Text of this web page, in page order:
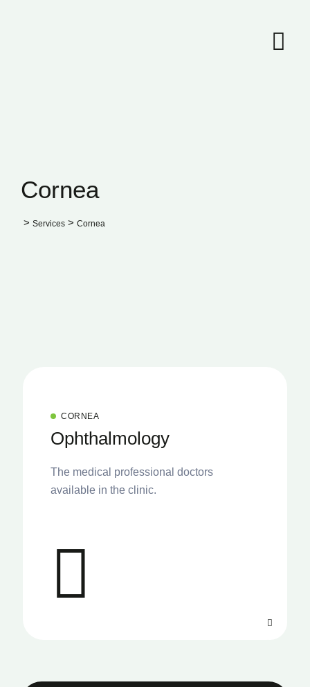
Cornea
> Services > Cornea
CORNEA
Ophthalmology
The medical professional doctors
available in the clinic.